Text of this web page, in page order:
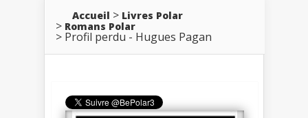
Accueil
Livres Polar
Romans Polar
Profil perdu - Hugues Pagan